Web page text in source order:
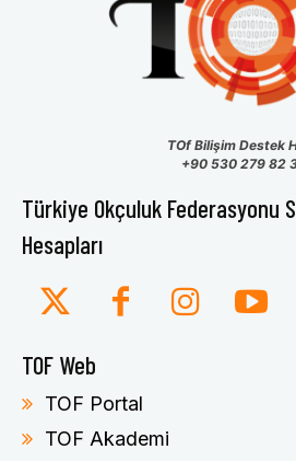
TOf Bilişim Destek
+90 530 279 82
Türkiye Okçuluk Federasyonu
Hesapları
TOF Web
TOF Portal
TOF Akademi